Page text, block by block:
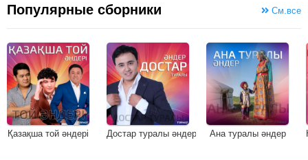
Популярные сборники См.все
Қазақша той әндері Достар туралы әндер Ана туралы әндер